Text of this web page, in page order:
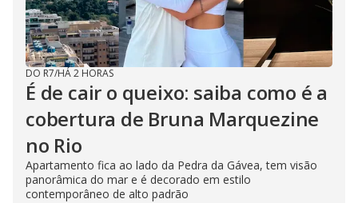
DO R7/HÁ 2 HORAS
É de cair o queixo: saiba como é a
cobertura de Bruna Marquezine
no Rio
Apartamento fica ao lado da Pedra da Gávea, tem visão
panorâmica do mar e é decorado em estilo
contemporâneo de alto padrão